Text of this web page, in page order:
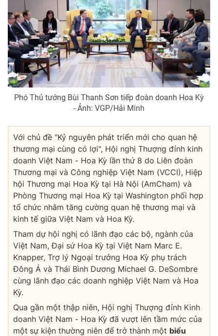
Phó Thủ tướng Bùi Thanh Sơn tiếp đoàn doanh Hoa Kỳ
- Ảnh: VGP/Hải Minh
Với chủ đề "Kỷ nguyên phát triển mới cho quan hệ
thương mại cùng có lợi", Hội nghị Thượng đỉnh kinh
doanh Việt Nam - Hoa Kỳ lần thứ 8 do Liên đoàn
Thương mại và Công nghiệp Việt Nam (VCCI), Hiệp
hội Thương mại Hoa Kỳ tại Hà Nội (AmCham) và
Phòng Thương mại Hoa Kỳ tại Washington phối hợp
tổ chức nhằm tăng cường quan hệ thương mại và
kinh tế giữa Việt Nam và Hoa Kỳ.
Tham dự hội nghị có lãnh đạo các bộ, ngành của
Việt Nam, Đại sứ Hoa Kỳ tại Việt Nam Marc E.
Knapper, Trợ lý Ngoại trưởng Hoa Kỳ phụ trách
Đông Á và Thái Bình Dương Michael G. DeSombre
cùng lãnh đạo các doanh nghiệp Việt Nam và Hoa
Kỳ.
Qua gần một thập niên, Hội nghị Thượng đỉnh Kinh
doanh Việt Nam - Hoa Kỳ đã vượt lên tầm mức của
một sự kiện thường niên để trở thành một biểu